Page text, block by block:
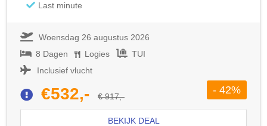
Last minute
Woensdag 26 augustus 2026
8 Dagen
Logies
TUI
Inclusief vlucht
€532,- € 917,-
- 42%
BEKIJK DEAL